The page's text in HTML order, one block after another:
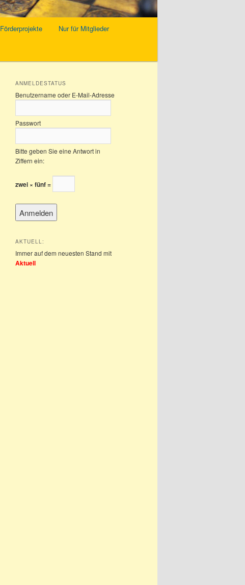
Förderprojekte Nur für Mitglieder
ANMELDESTATUS
Benutzername oder E-Mail-Adresse
Passwort
Bitte geben Sie eine Antwort in
Ziffern ein:
zwei × fünf =
AKTUELL:
Immer auf dem neuesten Stand mit
Aktuell